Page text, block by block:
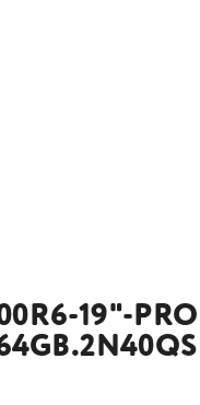
19"-